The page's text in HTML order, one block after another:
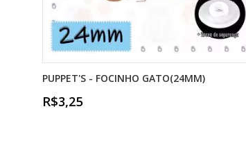
PUPPET'S - FOCINHO GATO(24MM)
R$3,25